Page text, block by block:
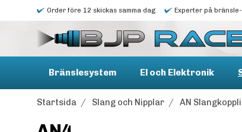
Order före 12 skickas samma dag Experter på
Bränslesystem El och Elektronik
Startsida / Slang och Nipplar / AN